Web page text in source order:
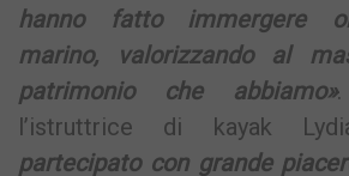
hanno fatto immergere
marino, valorizzando al
patrimonio che abbiamo»
l’istruttrice di kayak
partecipato con grande